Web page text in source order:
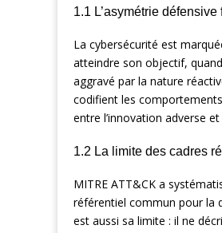
1.1 L’asymétrie
La cybersécurité est
atteindre son objectif,
aggravé par la nature
codifient les
entre l’innovation adverse
1.2 La limite des cadres
MITRE ATT&CK a
référentiel commun pour la
est aussi sa limite : il ne